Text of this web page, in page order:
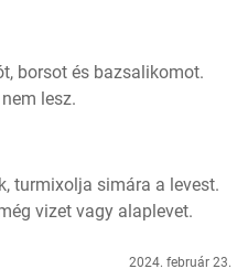
borsot és bazsalikomot.
lesz.
turmixolja simára a levest.
vizet vagy alaplevet.
2024. február 23.